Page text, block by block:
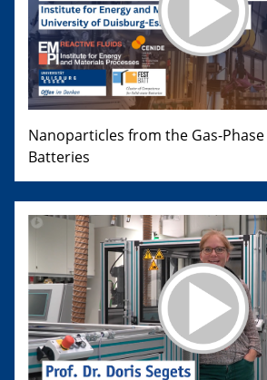
Nanoparticles from the Gas-
Batteries